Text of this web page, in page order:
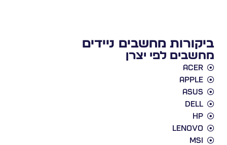
ביקורות מחשבים ניידים
מחשבים לפי יצרן
Acer
Apple
Asus
Dell
HP
Lenovo
MSI